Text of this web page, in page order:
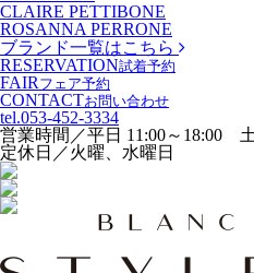
CLAIRE PETTIBONE
ROSANNA PERRONE
ブランド一覧はこちら
RESERVATION試着予約
FAIR フェア予約
CONTACTお問い合わせ
tel.053-452-3334
営業時間／平日 11:00～18:00
定休日／火曜、水曜日